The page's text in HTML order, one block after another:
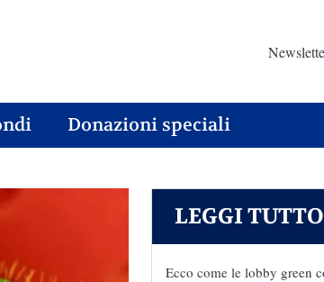
Donazioni speciali
LEGGI TUTTO
Ecco come le lobby green